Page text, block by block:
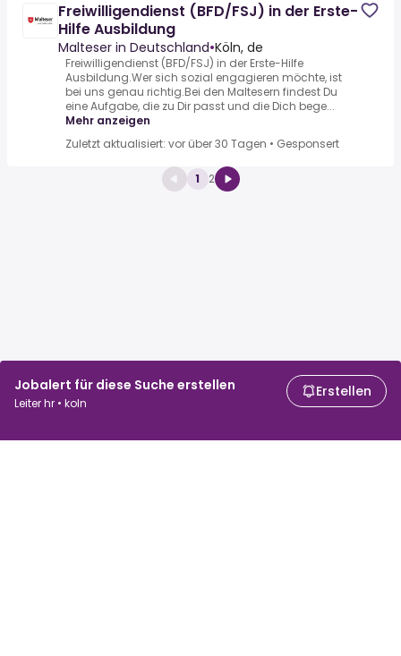
Jobalert für diese Suche erstellen
Leiter hr • koln
Erstellen
Freiwilligendienst (BFD/FSJ) in der Erste-
Hilfe Ausbildung
Malteser in Deutschland•Köln, de
Freiwilligendienst (BFD/FSJ) in der Erste-Hilfe
Ausbildung.Wer sich sozial engagieren möchte, ist
bei uns genau richtig.Bei den Maltesern findest Du
eine Aufgabe, die zu Dir passt und die Dich bege...
Mehr anzeigen
Zuletzt aktualisiert: vor über 30 Tagen • Gesponsert
1 2